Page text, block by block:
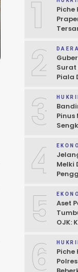
1
Piche
2
Surat
Piala
Boleh
3
4
Melki
5
Aset
OJK:
6